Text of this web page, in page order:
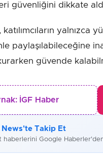
güvenliğini dikkate
katılımcıların
paylaşılabileceğine
güvende
İGF Haber
News'te Takip Et
haberlerini Google